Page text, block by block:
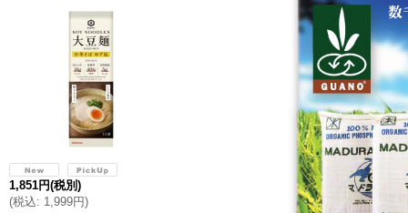
1,851円(税別)
(税込: 1,999円)
2,112